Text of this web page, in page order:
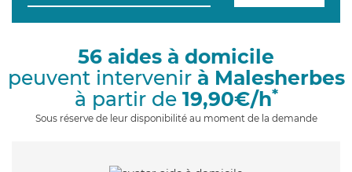
g
i
56 aides à domicile
peuvent intervenir à Malesherbes
à partir de 19,90€/h*
Sous réserve de leur disponibilité au moment de la demande